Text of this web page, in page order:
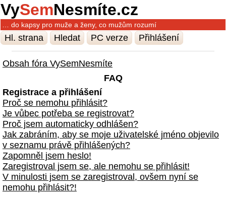
VySemNesmíte.cz
… do kapsy pro muže a ženy, co mužům rozumí
Hl. strana Hledat PC verze Přihlášení
Obsah fóra VySemNesmíte
FAQ
Registrace a přihlášení
Proč se nemohu přihlásit?
Je vůbec potřeba se registrovat?
Proč jsem automaticky odhlášen?
Jak zabráním, aby se moje uživatelské jméno objevilo
v seznamu právě přihlášených?
Zapomněl jsem heslo!
Zaregistroval jsem se, ale nemohu se přihlásit!
V minulosti jsem se zaregistroval, ovšem nyní se
nemohu přihlásit?!